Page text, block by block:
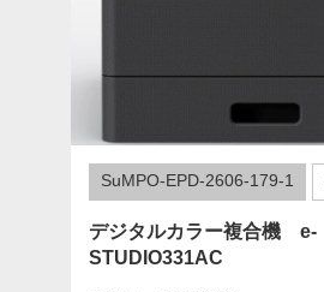
SuMPO-EPD-2606-179-1
デジタルカラー複合機 e-
STUDIO331AC